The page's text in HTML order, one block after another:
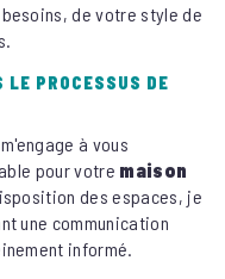
de votre style de
LE PROCESSUS DE
à vous
pour votre maison
des espaces, je
une communication
informé.